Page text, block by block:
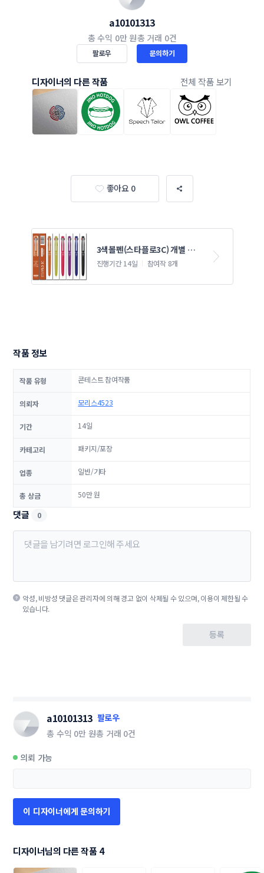
a10101313
총 수익 0만 원총 거래 0건
팔로우 문의하기
디자이너의 다른 작품 전체 작품 보기
좋아요 0
3색볼펜(스타플로3C) 개별 패
키지 디자인 의뢰
진행기간 14일 참여작 8개
작품 정보
작품 유형 콘테스트 참여작품
의뢰자 모리스4523
기간 14일
카테고리 패키지/포장
업종 일반/기타
총 상금 50만 원
댓글 0
악성, 비방성 댓글은 관리자에 의해 경고 없이 삭제될 수 있으며, 이용이 제한될 수
있습니다.
등록
a10101313 팔로우
총 수익 0만 원총 거래 0건
의뢰 가능
이 디자이너에게 문의하기
디자이너님의 다른 작품 4